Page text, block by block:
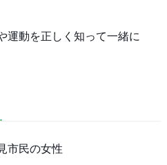
運動を正しく知って一緒に
市民の女性